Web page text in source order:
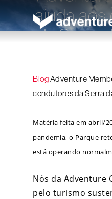
content
ajuda
da Serra
BlogAdventure
condutores da Serra
Matéria feita em abril/
pandemia, o Parque
está operando
Nós da Adventure
pelo turismo